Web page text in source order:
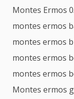
Montes Ermos
montes ermos
montes ermos
montes ermos
montes ermos
Montes ermos